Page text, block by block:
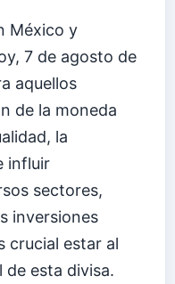
México y
7 de agosto de
aquellos
de la moneda
la
influir
sectores,
inversiones
crucial estar al
esta divisa.